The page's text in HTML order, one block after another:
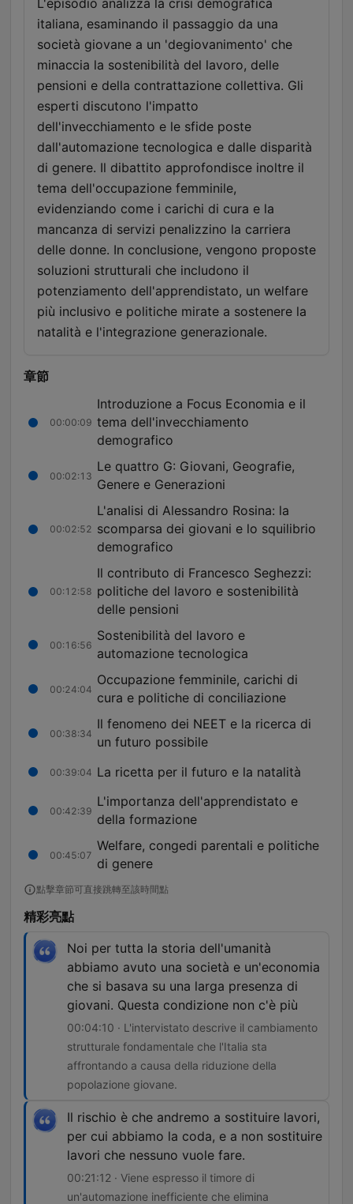
L'episodio analizza la crisi demografica
italiana, esaminando il passaggio da una
società giovane a un 'degiovanimento' che
minaccia la sostenibilità del lavoro, delle
pensioni e della contrattazione collettiva. Gli
esperti discutono l'impatto
dell'invecchiamento e le sfide poste
dall'automazione tecnologica e dalle disparità
di genere. Il dibattito approfondisce inoltre il
tema dell'occupazione femminile,
evidenziando come i carichi di cura e la
mancanza di servizi penalizzino la carriera
delle donne. In conclusione, vengono proposte
soluzioni strutturali che includono il
potenziamento dell'apprendistato, un welfare
più inclusivo e politiche mirate a sostenere la
natalità e l'integrazione generazionale.
章節
00:00:09
Introduzione a Focus Economia e il
tema dell'invecchiamento
demografico
00:02:13
Le quattro G: Giovani, Geografie,
Genere e Generazioni
00:02:52
L'analisi di Alessandro Rosina: la
scomparsa dei giovani e lo squilibrio
demografico
00:12:58
Il contributo di Francesco Seghezzi:
politiche del lavoro e sostenibilità
delle pensioni
00:16:56
Sostenibilità del lavoro e
automazione tecnologica
00:24:04
Occupazione femminile, carichi di
cura e politiche di conciliazione
00:38:34
Il fenomeno dei NEET e la ricerca di
un futuro possibile
00:39:04 La ricetta per il futuro e la natalità
00:42:39
L'importanza dell'apprendistato e
della formazione
00:45:07
Welfare, congedi parentali e politiche
di genere
點擊章節可直接跳轉至該時間點
精彩亮點
Noi per tutta la storia dell'umanità
abbiamo avuto una società e un'economia
che si basava su una larga presenza di
giovani. Questa condizione non c'è più
00:04:10 · L'intervistato descrive il cambiamento
strutturale fondamentale che l'Italia sta
affrontando a causa della riduzione della
popolazione giovane.
Il rischio è che andremo a sostituire lavori,
per cui abbiamo la coda, e a non sostituire
lavori che nessuno vuole fare.
00:21:12 · Viene espresso il timore di
un'automazione inefficiente che elimina